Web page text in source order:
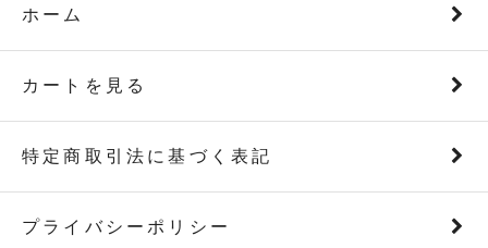
ホーム
カートを見る
特定商取引法に基づく表記
プライバシーポリシー